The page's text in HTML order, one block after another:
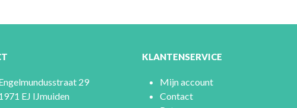
29
EJ IJmuiden
KLANTENSERVICE
Mijn account
Contact